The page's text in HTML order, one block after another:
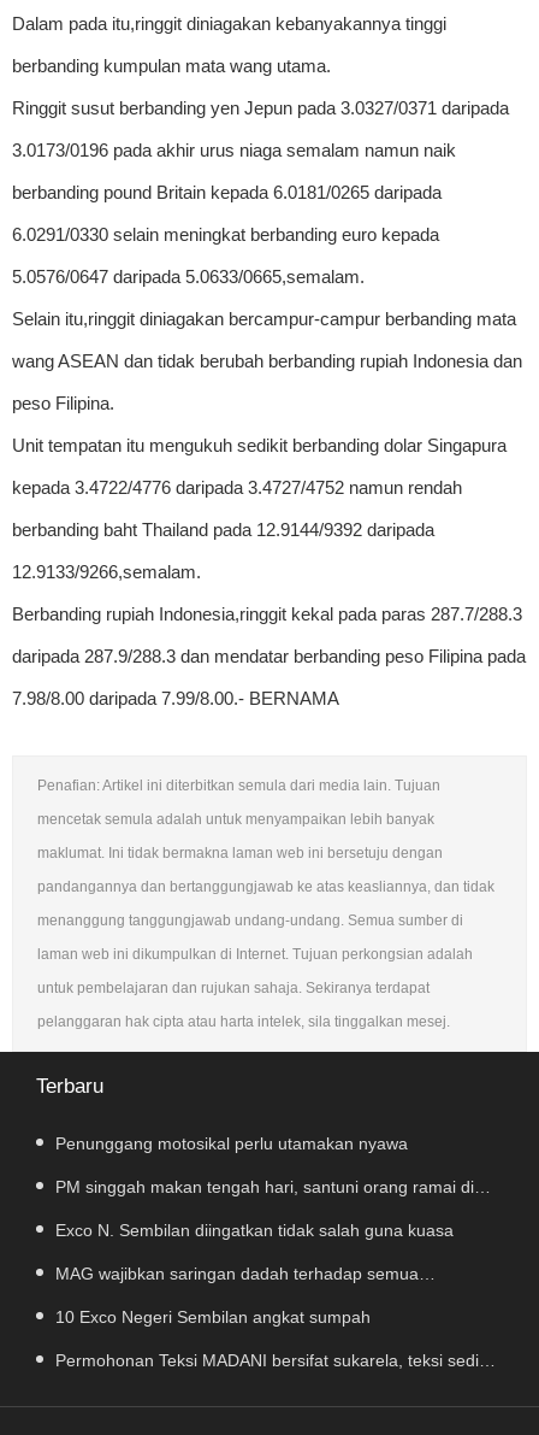
Dalam pada itu,ringgit diniagakan kebanyakannya tinggi
berbanding kumpulan mata wang utama.
Ringgit susut berbanding yen Jepun pada 3.0327/0371 daripada
3.0173/0196 pada akhir urus niaga semalam namun naik
berbanding pound Britain kepada 6.0181/0265 daripada
6.0291/0330 selain meningkat berbanding euro kepada
5.0576/0647 daripada 5.0633/0665,semalam.
Selain itu,ringgit diniagakan bercampur-campur berbanding mata
wang ASEAN dan tidak berubah berbanding rupiah Indonesia dan
peso Filipina.
Unit tempatan itu mengukuh sedikit berbanding dolar Singapura
kepada 3.4722/4776 daripada 3.4727/4752 namun rendah
berbanding baht Thailand pada 12.9144/9392 daripada
12.9133/9266,semalam.
Berbanding rupiah Indonesia,ringgit kekal pada paras 287.7/288.3
daripada 287.9/288.3 dan mendatar berbanding peso Filipina pada
7.98/8.00 daripada 7.99/8.00.- BERNAMA
Penafian: Artikel ini diterbitkan semula dari media lain. Tujuan
mencetak semula adalah untuk menyampaikan lebih banyak
maklumat. Ini tidak bermakna laman web ini bersetuju dengan
pandangannya dan bertanggungjawab ke atas keasliannya, dan tidak
menanggung tanggungjawab undang-undang. Semua sumber di
laman web ini dikumpulkan di Internet. Tujuan perkongsian adalah
untuk pembelajaran dan rujukan sahaja. Sekiranya terdapat
pelanggaran hak cipta atau harta intelek, sila tinggalkan mesej.
Terbaru
Penunggang motosikal perlu utamakan nyawa
PM singgah makan tengah hari, santuni orang ramai di
Alor Gajah
Exco N. Sembilan diingatkan tidak salah guna kuasa
MAG wajibkan saringan dadah terhadap semua
juruterbang
10 Exco Negeri Sembilan angkat sumpah
Permohonan Teksi MADANI bersifat sukarela, teksi sedia
ada dibenar beroperasi